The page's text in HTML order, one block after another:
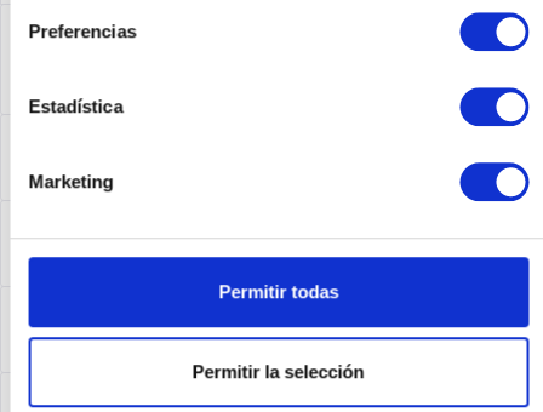
Preferencias
Estadística
Marketing
Permitir todas
Permitir la selección
Descripción
Folgende Infos zum Hersteller sind verfübar......
Leasingmás
Servicemás
Seguridad de los productos